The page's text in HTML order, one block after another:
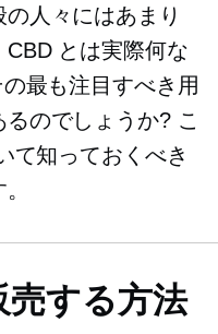
人々にはあまり
とは実際何な
最も注目すべき用
のでしょうか? こ
て知っておくべき
する方法